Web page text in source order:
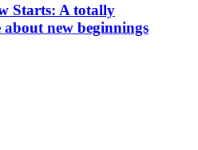
Starts: A totally
new beginnings